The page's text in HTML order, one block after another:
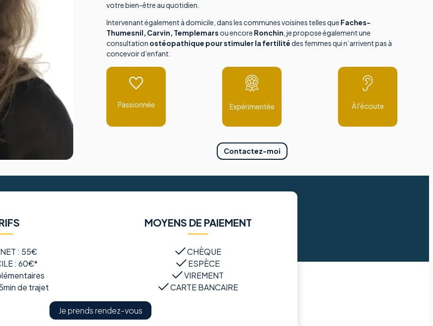
votre bien-être au quotidien.
Intervenant également à domicile, dans les communes voisines telles que Faches-
Thumesnil, Carvin, Templemars ou encore Ronchin , je propose également une
consultation ostéopathique pourstimuler la fertilitédes femmes qui n’arrivent pas à
concevoir d’enfant.
Passionnée Expérimentée À l'écoute
Contactez-moi
: 55€
:60€*
de trajet
MOYENS DE PAIEMENT
CHÈQUE
ESPÈCE
VIREMENT
CARTE BANCAIRE
Je prends rendez-vous